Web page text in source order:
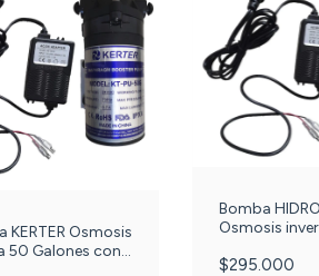
KERTER Osmosis
50 Galones con
Bomba
Osmosis
- 1.5
$295.000